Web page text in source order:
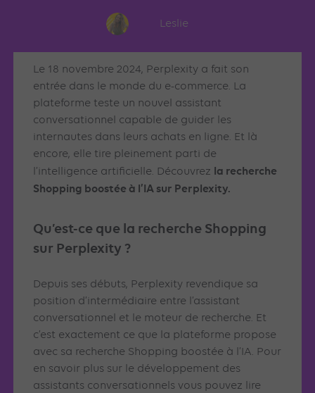
Leslie
Le 18 novembre 2024, Perplexity a fait son
entrée dans le monde du e-commerce. La
plateforme teste un nouvel assistant
conversationnel capable de guider les
internautes dans leurs achats en ligne. Et là
encore, elle tire pleinement parti de
l’intelligence artificielle. Découvrez la recherche
Shopping boostée à l’IA sur Perplexity.
Qu’est-ce que la recherche Shopping
sur Perplexity ?
Depuis ses débuts, Perplexity revendique sa
position d’intermédiaire entre l’assistant
conversationnel et le moteur de recherche. Et
c’est exactement ce que la plateforme propose
avec sa recherche Shopping boostée à l’IA. Pour
en savoir plus sur le développement des
assistants conversationnels vous pouvez lire